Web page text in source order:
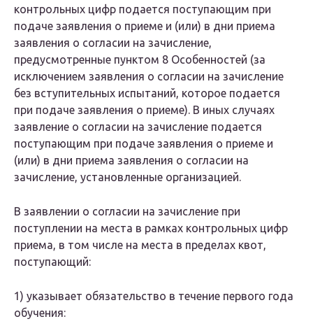
контрольных цифр подается поступающим при
подаче заявления о приеме и (или) в дни приема
заявления о согласии на зачисление,
предусмотренные пунктом 8 Особенностей (за
исключением заявления о согласии на зачисление
без вступительных испытаний, которое подается
при подаче заявления о приеме). В иных случаях
заявление о согласии на зачисление подается
поступающим при подаче заявления о приеме и
(или) в дни приема заявления о согласии на
зачисление, установленные организацией.
В заявлении о согласии на зачисление при
поступлении на места в рамках контрольных цифр
приема, в том числе на места в пределах квот,
поступающий:
1) указывает обязательство в течение первого года
обучения: